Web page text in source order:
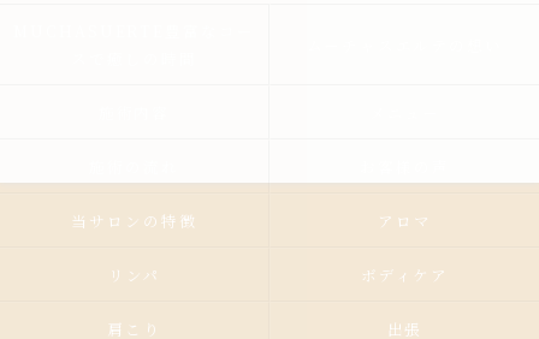
当サロンの特徴 アロマ
リンパ ボディケア
肩こり 出張